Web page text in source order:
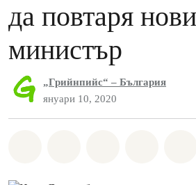
да повтаря
министър
„Грийнпийс“ – България
януари 10, 2020